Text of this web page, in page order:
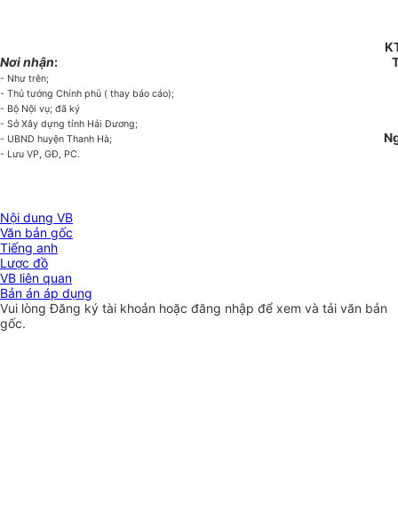
Nơi nhận:
- Như trên;
- Thủ tướng Chính phủ ( thay báo cáo);
- Bộ Nội vụ; đã ký
- Sở Xây dựng tỉnh Hải Dương;
- UBND huyện Thanh Hà;
- Lưu VP, GĐ, PC.
Nội dung VB
Văn bản gốc
Tiếng anh
Lược đồ
VB liên quan
Bản án áp dụng
Vui lòngĐăng ký tài khoản hoặc đăng nhập để xem và tải văn bản
gốc.